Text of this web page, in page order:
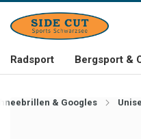
Radsport Bergsport &
& Googles